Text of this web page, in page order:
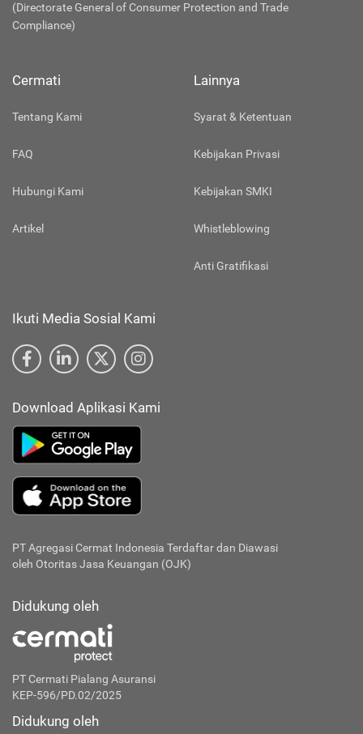
(Directorate General of Consumer Protection and Trade
Compliance)
Cermati
Tentang Kami
FAQ
Hubungi Kami
Artikel
Lainnya
Syarat & Ketentuan
Kebijakan Privasi
Kebijakan SMKI
Whistleblowing
Anti Gratifikasi
Ikuti Media Sosial Kami
Download Aplikasi Kami
PT Agregasi Cermat Indonesia Terdaftar dan Diawasi
oleh Otoritas Jasa Keuangan (OJK)
Didukung oleh
PT Cermati Pialang Asuransi
KEP-596/PD.02/2025
Didukung oleh